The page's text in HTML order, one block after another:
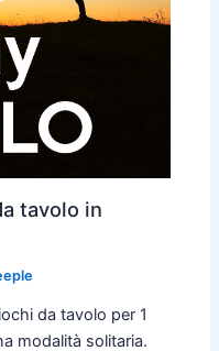
tavolo in
da tavolo per 1
modalità solitaria.